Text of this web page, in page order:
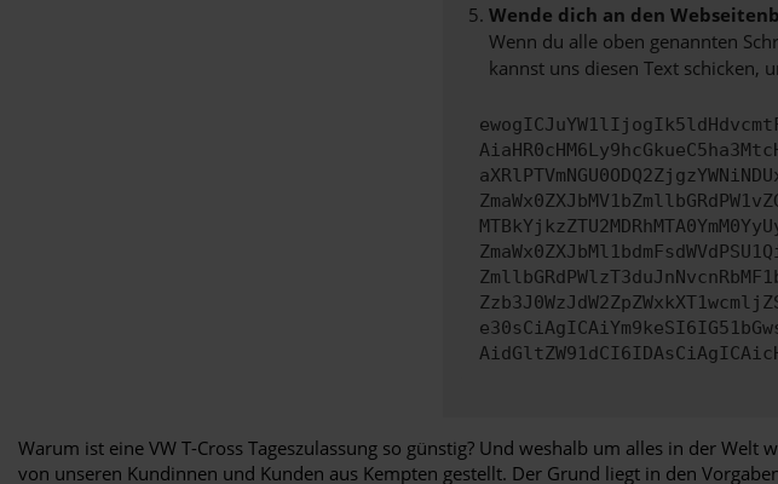
Wende dich an den
Wenn du alle oben genannten
kannst uns diesen Text schicken,
Warum ist eine VW T-Cross Tageszulassung so günstig? Und weshalb um alles in der
von unseren Kundinnen und Kunden aus Kempten gestellt. Der Grund liegt in den